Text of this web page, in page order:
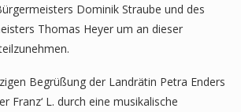
Dominik Straube und des
Thomas Heyer um an dieser
Begrüßung der Landrätin Petra Enders
Franz‘ L. durch eine musikalische